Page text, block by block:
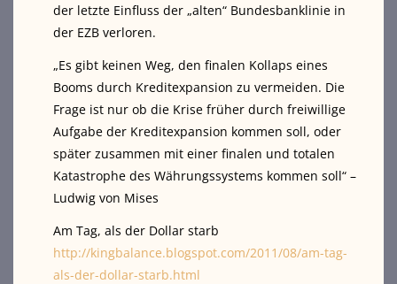
der letzte Einfluss der „alten“ Bundesbanklinie in
der EZB verloren.
„Es gibt keinen Weg, den finalen Kollaps eines
Booms durch Kreditexpansion zu vermeiden. Die
Frage ist nur ob die Krise früher durch freiwillige
Aufgabe der Kreditexpansion kommen soll, oder
später zusammen mit einer finalen und totalen
Katastrophe des Währungssystems kommen soll“ –
Ludwig von Mises
Am Tag, als der Dollar starb
http://kingbalance.blogspot.com/2011/08/am-tag-
als-der-dollar-starb.html